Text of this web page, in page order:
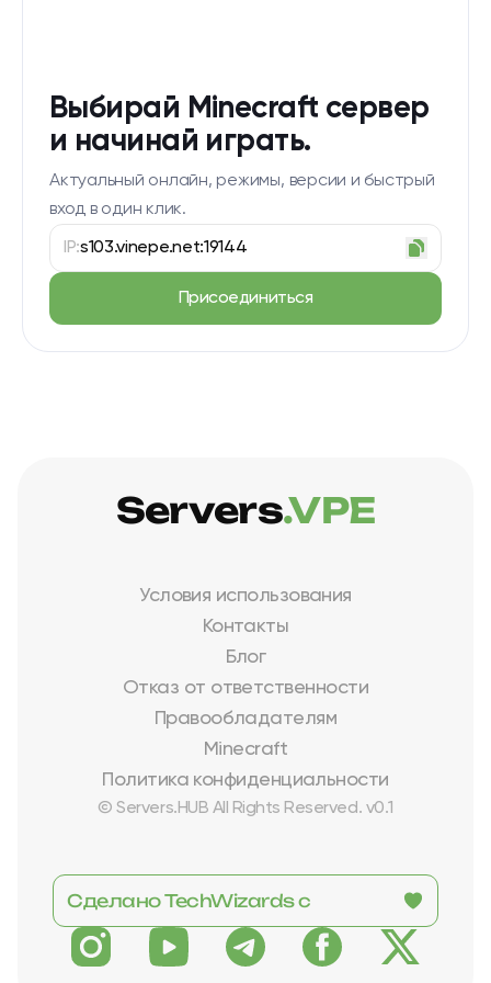
Выбирай Minecraft сервер
и начинай играть.
Актуальный онлайн, режимы, версии и быстрый
вход в один клик.
IP:s103.vinepe.net:19144
Присоединиться
Условия использования
Контакты
Блог
Отказ от ответственности
Правообладателям
Minecraft
Политика конфиденциальности
© Servers.HUB All Rights Reserved. v0.1
Servers.VPE
Сделано TechWizards с